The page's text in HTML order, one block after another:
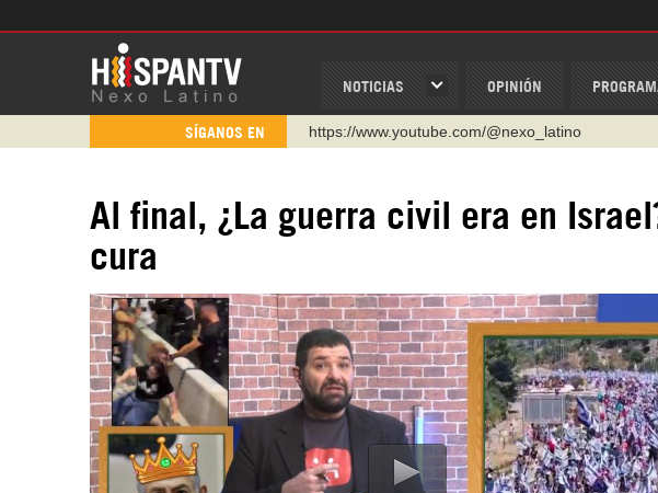
NOTICIAS OPINIÓN
SÍGANOS EN
http://twitter.com/nexo_latino
https://urmedium.com/c/hispantv
WhatsApp y Viber: +98 921 79 29 404
https://www.facebook.com/Nexolatino.Canal
https://www.youtube.com/@nexo_latino
Al final, ¿La guerra civil era en
cura